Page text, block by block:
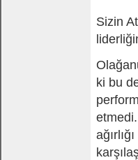
Sizin
ki bu